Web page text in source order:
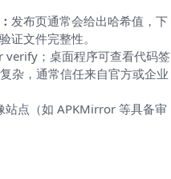
发布页通常会给出哈希值，下
文件完整性。
verify；桌面程序可查看代码签
杂，通常信任来自官方或企业
站点（如 APKMirror 等具备审